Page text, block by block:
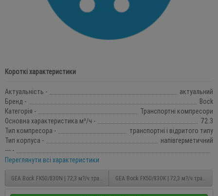
Короткі характеристики
Актуальність -
актуальний
Бренд -
Bock
Категорія -
Транспортні компресори
Основна характеристика м³/ч -
72.3
Тип компресора -
транспортні і відритого типу
Тип корпуса -
напівгерметичний
--- -
Переглянути всі характеристики
GEA Bock FK50/830N | 72,3 м?/ч транспортний компресорGEA Bock FK50/830K | 72,3 м?/ч